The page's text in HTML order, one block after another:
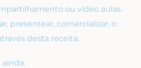
ou vídeo aulas.
presentear, comercializar, o
desta receita.
ainda.